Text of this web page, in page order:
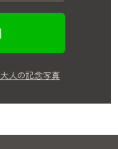
大人の記念写真